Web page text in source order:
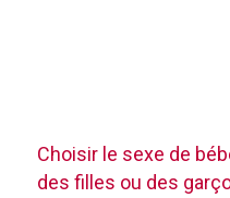
Choisir le sexe de
des filles ou des